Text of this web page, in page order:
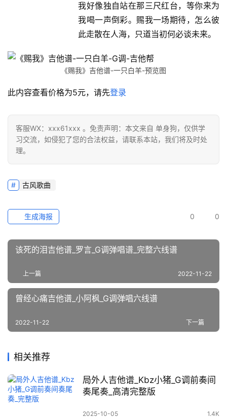
我好像独自站在那三尺红台，等你来为
我喝一声倒彩。赐我一场期待，怎么彼
此走散在人海，只道当初何必谈未来。
《赐我》吉他谱-一只白羊-预览图
此内容查看价格为5元，请先登录
客服WX：xxx61xxx 。免责声明：本文来自 单身狗，仅供学
习交流，如侵犯了您的合法权益，请联系本站，我们将及时处
理。
古风歌曲
0 0
生成海报
该死的泪吉他谱_罗言_G调弹唱谱_完整六线谱
上一篇 2022-11-22
曾经心痛吉他谱_小阿枫_G调弹唱六线谱
下一篇
2022-11-22
相关推荐
局外人吉他谱_Kbz小猪_G调前奏间
奏尾奏_高清完整版
2025-10-05 1.4K